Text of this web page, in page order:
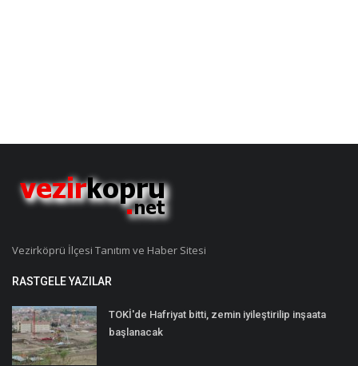
Vezirköprü İlçesi Tanıtım ve Haber Sitesi
RASTGELE YAZILAR
TOKİ'de Hafriyat bitti, zemin iyileştirilip inşaata
başlanacak